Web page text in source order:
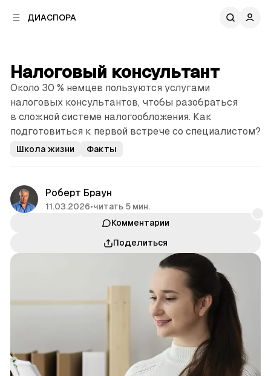
ДИАСПОРА
Налоговый консультант
Около 30 % немцев пользуются услугами
налоговых консультантов, чтобы разобраться
в сложной системе налого­обложения. Как
подготовиться к первой встрече со специалистом?
Школа жизни Факты
Роберт Браун
11.03.2026•читать 5 мин.
Комментарии
Поделиться